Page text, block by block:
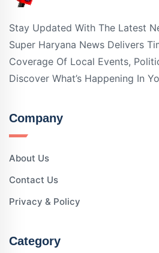
Stay Updated With The Latest
Super Haryana News Delivers
Coverage Of Local Events,
Discover What’s Happening In
Company
About Us
Contact Us
Privacy & Policy
Category